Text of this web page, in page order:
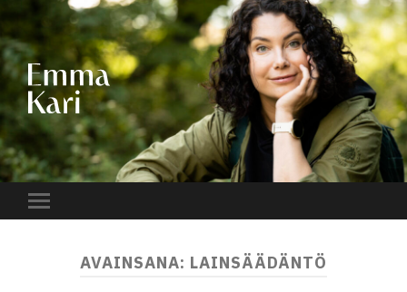
EMMA
KARI
Toggle
AVAINSANA: LAINSÄÄDÄNTÖ